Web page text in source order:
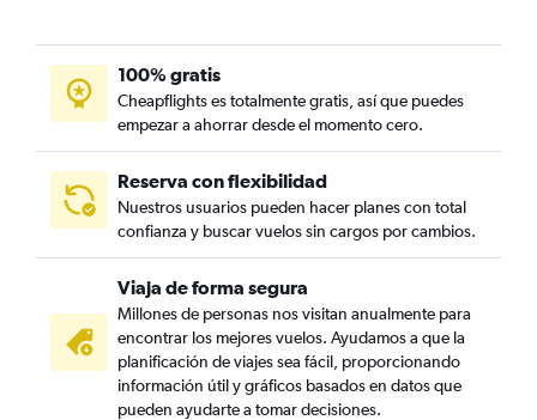
100% gratis
Cheapflights es totalmente gratis, así que puedes
empezar a ahorrar desde el momento cero.
Reserva con flexibilidad
Nuestros usuarios pueden hacer planes con total
confianza y buscar vuelos sin cargos por cambios.
Viaja de forma segura
Millones de personas nos visitan anualmente para
encontrar los mejores vuelos. Ayudamos a que la
planificación de viajes sea fácil, proporcionando
información útil y gráficos basados en datos que
pueden ayudarte a tomar decisiones.